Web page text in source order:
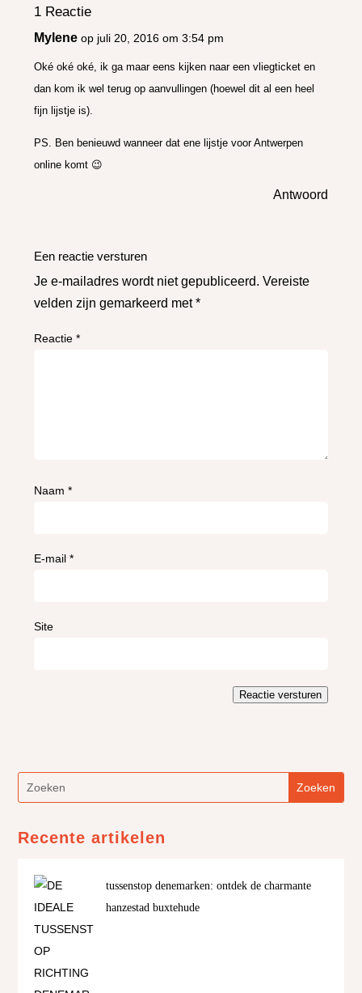
1 Reactie
Mylene op juli 20, 2016 om 3:54 pm
Oké oké oké, ik ga maar eens kijken naar een vliegticket en
dan kom ik wel terug op aanvullingen (hoewel dit al een heel
fijn lijstje is).
PS. Ben benieuwd wanneer dat ene lijstje voor Antwerpen
online komt 😉
Antwoord
Een reactie versturen
Je e-mailadres wordt niet gepubliceerd. Vereiste
velden zijn gemarkeerd met*
Reactie*
Naam*
E-mail*
Site
Reactie versturen
Recente artikelen
tussenstop denemarken: ontdek de charmante
hanzestad buxtehude